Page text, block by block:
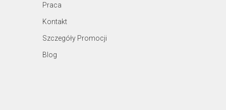
Praca
Kontakt
Szczegóły Promocji
Blog